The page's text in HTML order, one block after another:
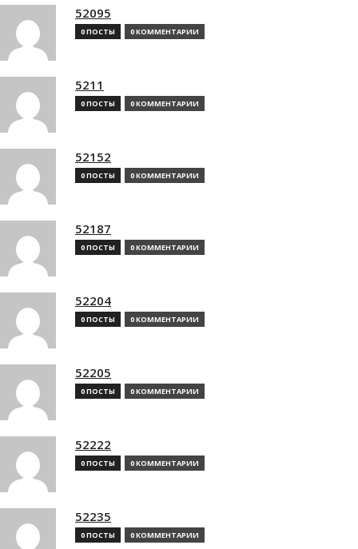
52095
0 ПОСТЫ 0 КОММЕНТАРИИ
5211
0 ПОСТЫ 0 КОММЕНТАРИИ
52152
0 ПОСТЫ 0 КОММЕНТАРИИ
52187
0 ПОСТЫ 0 КОММЕНТАРИИ
52204
0 ПОСТЫ 0 КОММЕНТАРИИ
52205
0 ПОСТЫ 0 КОММЕНТАРИИ
52222
0 ПОСТЫ 0 КОММЕНТАРИИ
52235
0 ПОСТЫ 0 КОММЕНТАРИИ